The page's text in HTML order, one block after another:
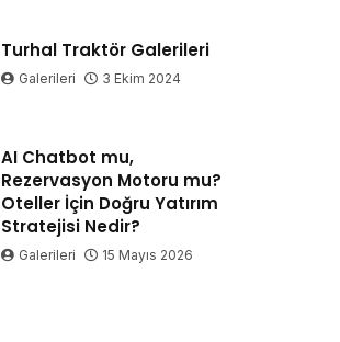
Turhal Traktör Galerileri
Galerileri 3 Ekim 2024
AI Chatbot mu,
Rezervasyon Motoru mu?
Oteller İçin Doğru Yatırım
Stratejisi Nedir?
Galerileri 15 Mayıs 2026